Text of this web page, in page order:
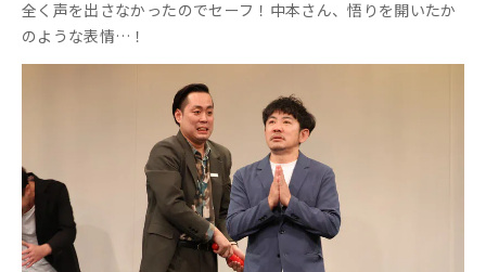
全く声を出さなかったのでセーフ！中本さん、悟りを開いたか
のような表情…！